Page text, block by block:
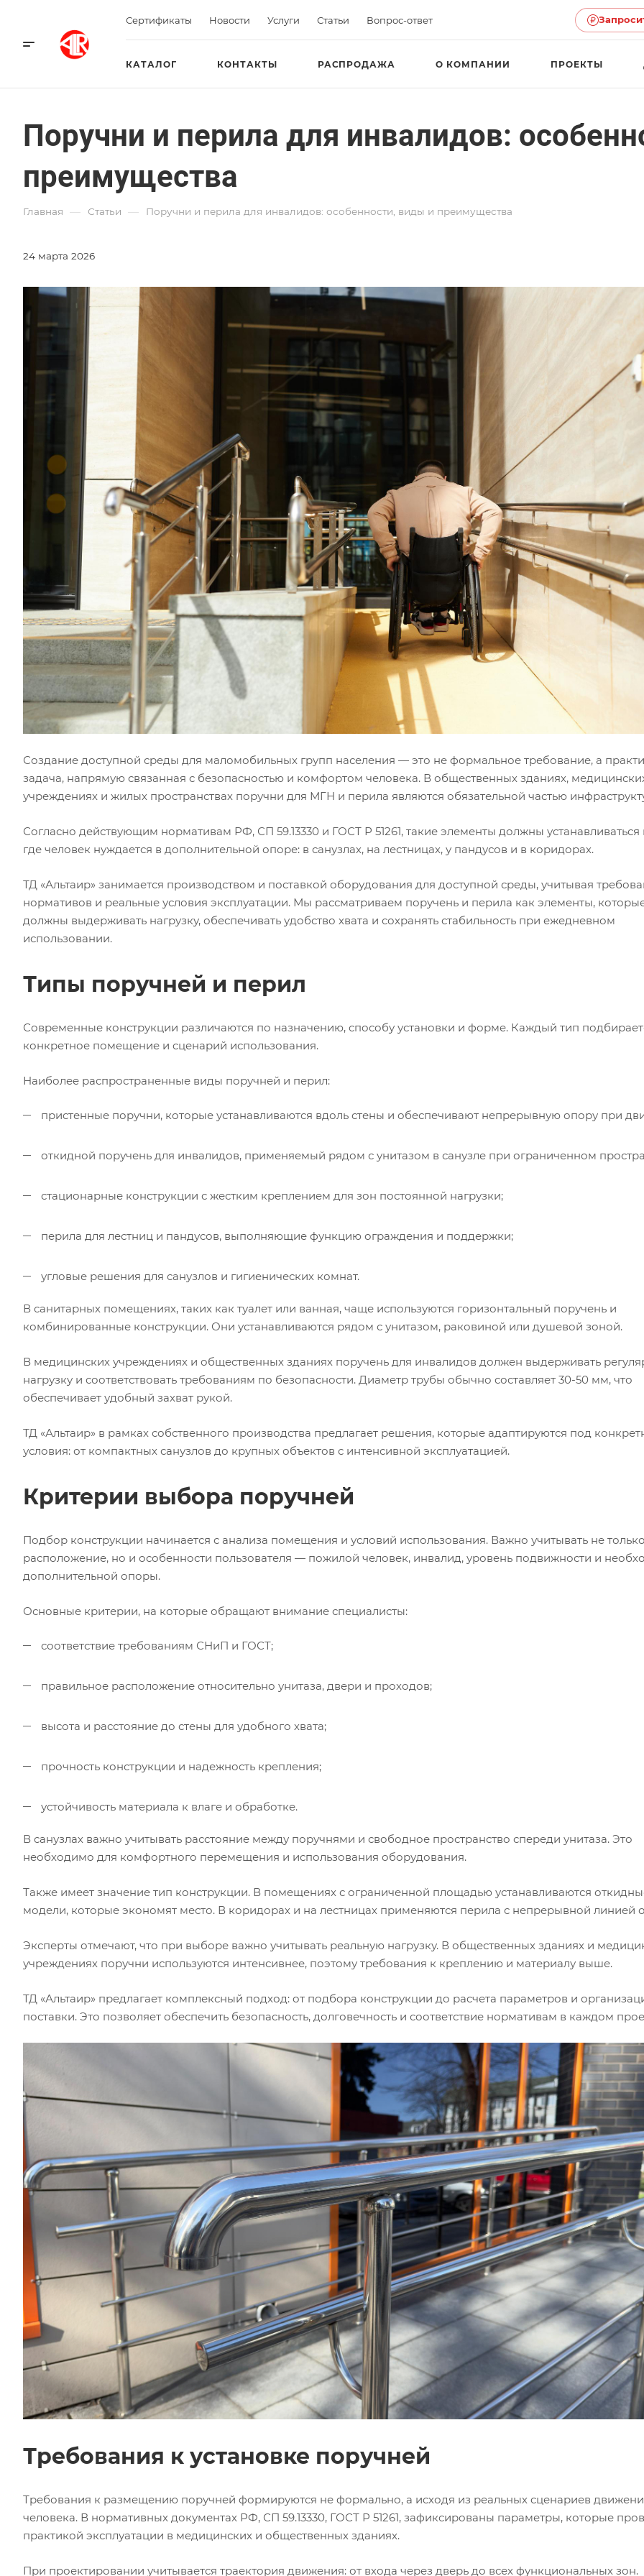
Сертификаты Новости Услуги Статьи Вопрос-ответ
КАТАЛОГ КОНТАКТЫ РАСПРОДАЖА О КОМПАНИИ ПРОЕКТЫ
Поручни и перила для инвалидов:
преимущества
Главная — Статьи — Поручни и перила для инвалидов: особенности, виды и преимущества
24 марта 2026
Создание доступной среды для маломобильных групп населения — это не формальное требование, а
задача, напрямую связанная с безопасностью и комфортом человека. В общественных зданиях,
учреждениях и жилых пространствах поручни для МГН и перила являются обязательной частью
Согласно действующим нормативам РФ, СП 59.13330 и ГОСТ Р 51261, такие элементы должны устанавливаться
где человек нуждается в дополнительной опоре: в санузлах, на лестницах, у пандусов и в коридорах.
ТД «Альтаир» занимается производством и поставкой оборудования для доступной среды, учитывая
нормативов и реальные условия эксплуатации. Мы рассматриваем поручень и перила как элементы,
должны выдерживать нагрузку, обеспечивать удобство хвата и сохранять стабильность при ежедневном
использовании.
Типы поручней и перил
Современные конструкции различаются по назначению, способу установки и форме. Каждый тип
конкретное помещение и сценарий использования.
Наиболее распространенные виды поручней и перил:
пристенные поручни, которые устанавливаются вдоль стены и обеспечивают непрерывную опору при
откидной поручень для инвалидов, применяемый рядом с унитазом в санузле при ограниченном
стационарные конструкции с жестким креплением для зон постоянной нагрузки;
перила для лестниц и пандусов, выполняющие функцию ограждения и поддержки;
угловые решения для санузлов и гигиенических комнат.
В санитарных помещениях, таких как туалет или ванная, чаще используются горизонтальный поручень и
комбинированные конструкции. Они устанавливаются рядом с унитазом, раковиной или душевой зоной.
В медицинских учреждениях и общественных зданиях поручень для инвалидов должен выдерживать
нагрузку и соответствовать требованиям по безопасности. Диаметр трубы обычно составляет 30-50 мм, что
обеспечивает удобный захват рукой.
ТД «Альтаир» в рамках собственного производства предлагает решения, которые адаптируются под
условия: от компактных санузлов до крупных объектов с интенсивной эксплуатацией.
Критерии выбора поручней
Подбор конструкции начинается с анализа помещения и условий использования. Важно учитывать не только
расположение, но и особенности пользователя — пожилой человек, инвалид, уровень подвижности и
дополнительной опоры.
Основные критерии, на которые обращают внимание специалисты:
соответствие требованиям СНиП и ГОСТ;
правильное расположение относительно унитаза, двери и проходов;
высота и расстояние до стены для удобного хвата;
прочность конструкции и надежность крепления;
устойчивость материала к влаге и обработке.
В санузлах важно учитывать расстояние между поручнями и свободное пространство спереди унитаза. Это
необходимо для комфортного перемещения и использования оборудования.
Также имеет значение тип конструкции. В помещениях с ограниченной площадью устанавливаются
модели, которые экономят место. В коридорах и на лестницах применяются перила с непрерывной линией
Эксперты отмечают, что при выборе важно учитывать реальную нагрузку. В общественных зданиях и
учреждениях поручни используются интенсивнее, поэтому требования к креплению и материалу выше.
ТД «Альтаир» предлагает комплексный подход: от подбора конструкции до расчета параметров и
поставки. Это позволяет обеспечить безопасность, долговечность и соответствие нормативам в каждом
Требования к установке поручней
Требования к размещению поручней формируются не формально, а исходя из реальных сценариев
человека. В нормативных документах РФ, СП 59.13330, ГОСТ Р 51261, зафиксированы параметры, которые
практикой эксплуатации в медицинских и общественных зданиях.
При проектировании учитывается траектория движения: от входа через дверь до всех функциональных зон.